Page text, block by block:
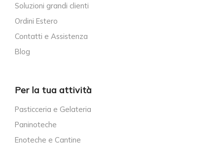
Soluzioni grandi clienti
Ordini Estero
Contatti e Assistenza
Blog
Per la tua attività
Pasticceria e Gelateria
Paninoteche
Enoteche e Cantine